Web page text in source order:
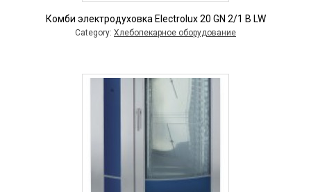
Комби электродуховка Electrolux 20 GN 2/1 B LW
Category: Хлебопекарное оборудование